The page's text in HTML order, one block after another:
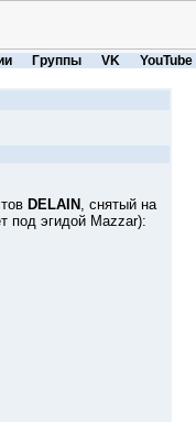
Группы VK YouTube
DELAIN , снятый на
под эгидой Mazzar):